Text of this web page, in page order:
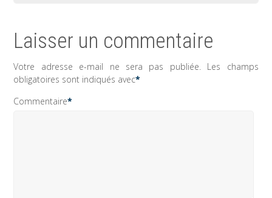
Laisser un commentaire
Votre adresse e-mail ne sera pas publiée. Les champs
obligatoires sont indiqués avec*
Commentaire*